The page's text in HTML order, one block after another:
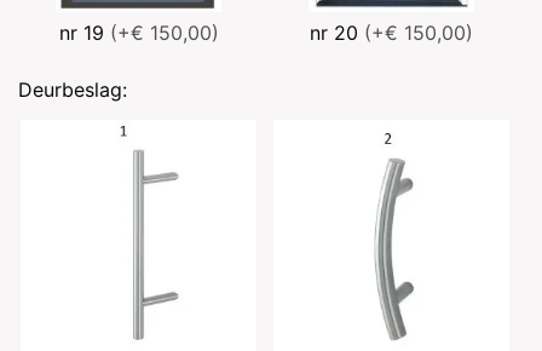
nr 19 (+€ 150,00) nr 20 (+€ 150,00)
Deurbeslag: